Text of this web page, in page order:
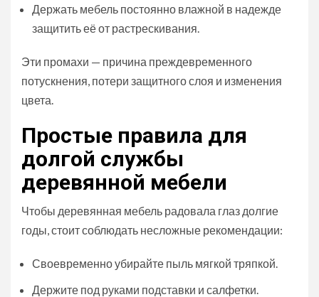
Держать мебель постоянно влажной в надежде
защитить её от растрескивания.
Эти промахи — причина преждевременного
потускнения, потери защитного слоя и изменения
цвета.
Простые правила для
долгой службы
деревянной мебели
Чтобы деревянная мебель радовала глаз долгие
годы, стоит соблюдать несложные рекомендации:
Своевременно убирайте пыль мягкой тряпкой.
Держите под руками подставки и салфетки.